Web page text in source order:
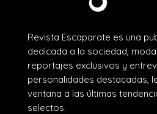
Revista Escaparate es una
dedicada a la sociedad,
reportajes exclusivos y
personalidades destacadas,
ventana a las últimas
selectos.